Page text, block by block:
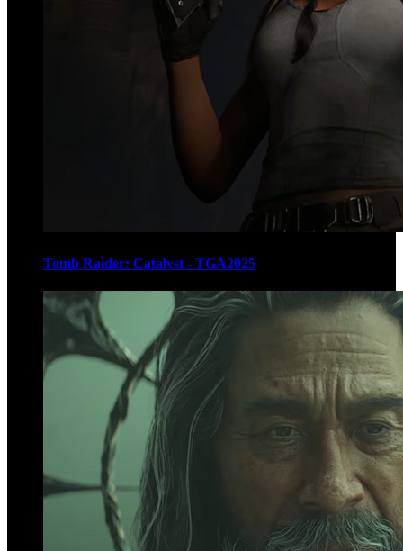
Tomb Raider: Catalyst - TGA2025